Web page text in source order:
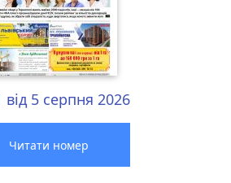
5 серпня 2026
Читати номер